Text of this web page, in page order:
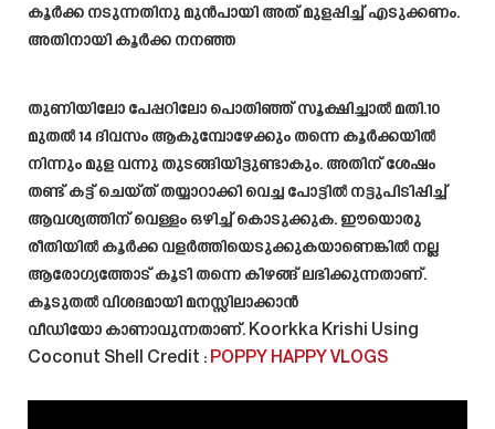
കൂർക്ക നടുന്നതിനു മുൻപായി അത് മുളപ്പിച്ച് എടുക്കണം.
അതിനായി കൂർക്ക നനഞ്ഞ
തുണിയിലോ പേപ്പറിലോ പൊതിഞ്ഞ് സൂക്ഷിച്ചാൽ മതി.10
മുതൽ 14 ദിവസം ആകുമ്പോഴേക്കും തന്നെ കൂർക്കയിൽ
നിന്നും മുള വന്നു തുടങ്ങിയിട്ടുണ്ടാകും. അതിന് ശേഷം
തണ്ട് കട്ട് ചെയ്ത് തയ്യാറാക്കി വെച്ച പോട്ടിൽ നട്ടുപിടിപ്പിച്ച്
ആവശ്യത്തിന് വെള്ളം ഒഴിച്ച് കൊടുക്കുക. ഈയൊരു
രീതിയിൽ കൂർക്ക വളർത്തിയെടുക്കുകയാണെങ്കിൽ നല്ല
ആരോഗ്യത്തോട് കൂടി തന്നെ കിഴങ്ങ് ലഭിക്കുന്നതാണ്.
കൂടുതൽ വിശദമായി മനസ്സിലാക്കാൻ
വീഡിയോ കാണാവുന്നതാണ്. Koorkka Krishi Using
Coconut Shell Credit : POPPY HAPPY VLOGS